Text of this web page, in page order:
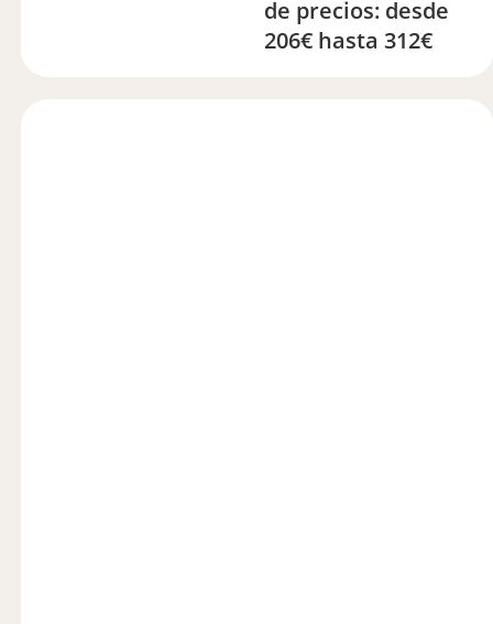
de precios: desde
206€ hasta 312€